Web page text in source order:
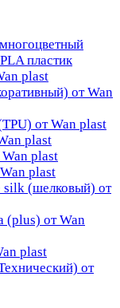
пластик
plast
от Wan
от Wan plast
plast
plast
plast
silk (шелковый) от
(plus) от Wan
plast
от